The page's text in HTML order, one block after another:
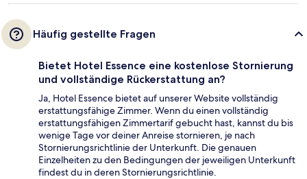
Häufig gestellte Fragen
Bietet Hotel Essence eine kostenlose Stornierung
und vollständige Rückerstattung an?
Ja, Hotel Essence bietet auf unserer Website vollständig
erstattungsfähige Zimmer. Wenn du einen vollständig
erstattungsfähigen Zimmertarif gebucht hast, kannst du bis
wenige Tage vor deiner Anreise stornieren, je nach
Stornierungsrichtlinie der Unterkunft. Die genauen
Einzelheiten zu den Bedingungen der jeweiligen Unterkunft
findest du in deren Stornierungsrichtlinie.